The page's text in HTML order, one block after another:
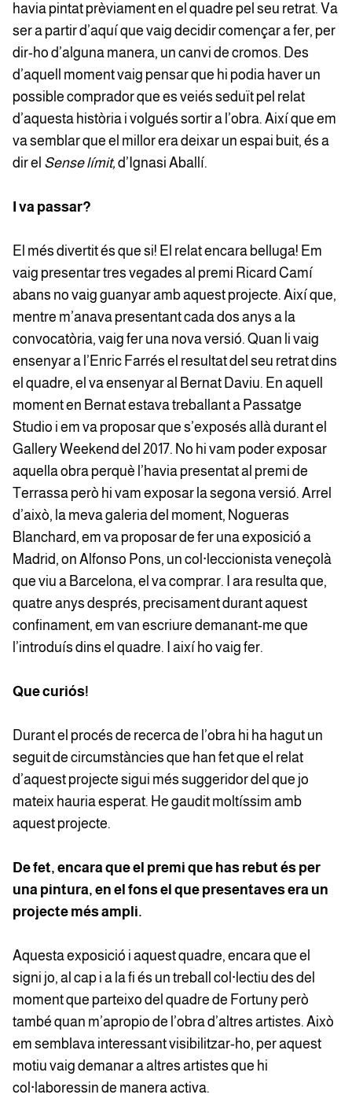
havia pintat prèviament en el quadre pel seu retrat. Va
ser a partir d’aquí que vaig decidir començar a fer, per
dir-ho d’alguna manera, un canvi de cromos. Des
d’aquell moment vaig pensar que hi podia haver un
possible comprador que es veiés seduït pel relat
d’aquesta història i volgués sortir a l’obra. Així que em
va semblar que el millor era deixar un espai buit, és a
dir el Sense límit, d’Ignasi Aballí.
I va passar?
El més divertit és que si! El relat encara belluga! Em
vaig presentar tres vegades al premi Ricard Camí
abans no vaig guanyar amb aquest projecte. Així que,
mentre m’anava presentant cada dos anys a la
convocatòria, vaig fer una nova versió. Quan li vaig
ensenyar a l’Enric Farrés el resultat del seu retrat dins
el quadre, el va ensenyar al Bernat Daviu. En aquell
moment en Bernat estava treballant a Passatge
Studio i em va proposar que s’exposés allà durant el
Gallery Weekend del 2017. No hi vam poder exposar
aquella obra perquè l’havia presentat al premi de
Terrassa però hi vam exposar la segona versió. Arrel
d’això, la meva galeria del moment, Nogueras
Blanchard, em va proposar de fer una exposició a
Madrid, on Alfonso Pons, un col·leccionista veneçolà
que viu a Barcelona, el va comprar. I ara resulta que,
quatre anys després, precisament durant aquest
confinament, em van escriure demanant-me que
l’introduís dins el quadre. I així ho vaig fer.
Que curiós!
Durant el procés de recerca de l’obra hi ha hagut un
seguit de circumstàncies que han fet que el relat
d’aquest projecte sigui més suggeridor del que jo
mateix hauria esperat. He gaudit moltíssim amb
aquest projecte.
De fet, encara que el premi que has rebut és per
una pintura, en el fons el que presentaves era un
projecte més ampli.
Aquesta exposició i aquest quadre, encara que el
signi jo, al cap i a la fi és un treball col·lectiu des del
moment que parteixo del quadre de Fortuny però
també quan m’apropio de l’obra d’altres artistes. Això
em semblava interessant visibilitzar-ho, per aquest
motiu vaig demanar a altres artistes que hi
col·laboressin de manera activa.